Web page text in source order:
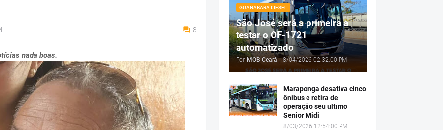
8
nada boas.
GUANABARA DIESEL
São José será a primeira a
testar o OF-1721
automatizado
Por MOB Ceará - 8/04/2026 02:32:00 PM
Maraponga desativa cinco
ônibus e retira de
operação seu último
Senior Midi
8/03/2026 12:54:00 PM